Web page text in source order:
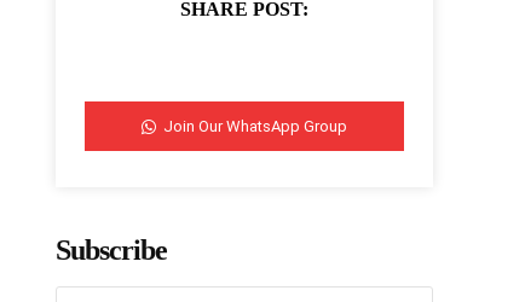
SHARE POST:
Join Our WhatsApp Group
Subscribe